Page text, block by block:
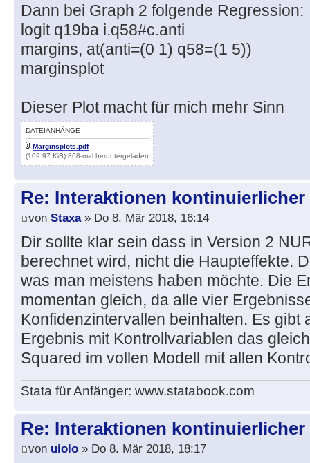
Dann bei Graph 2 folgende Regression:
logit q19ba i.q58#c.anti
margins, at(anti=(0 1) q58=(1 5))
marginsplot
Dieser Plot macht für mich mehr Sinn
DATEIANHÄNGE
Marginsplots.pdf
(109.97 KiB) 868-mal heruntergeladen
Re: Interaktionen kontinuierlicher
von Staxa» Do 8. Mär 2018, 16:14
Dir sollte klar sein dass in Version 2
berechnet wird, nicht die Haupteffekte.
was man meistens haben möchte. Die
momentan gleich, da alle vier
Konfidenzintervallen beinhalten. Es gibt
Ergebnis mit Kontrollvariablen das
Squared im vollen Modell mit allen
Stata für Anfänger: www.statabook.com
Re: Interaktionen kontinuierlicher
von uiolo » Do 8. Mär 2018, 18:17